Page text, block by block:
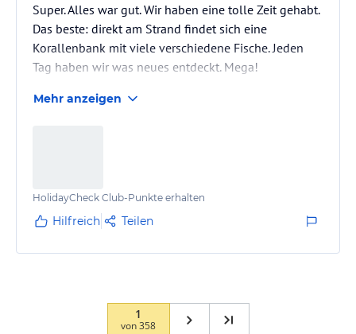
Super. Alles war gut. Wir haben eine tolle Zeit gehabt.
Das beste: direkt am Strand findet sich eine
Korallenbank mit viele verschiedene Fische. Jeden
Tag haben wir was neues entdeckt. Mega!
Mehr anzeigen
HolidayCheck Club-Punkte erhalten
Hilfreich Teilen
1
von358